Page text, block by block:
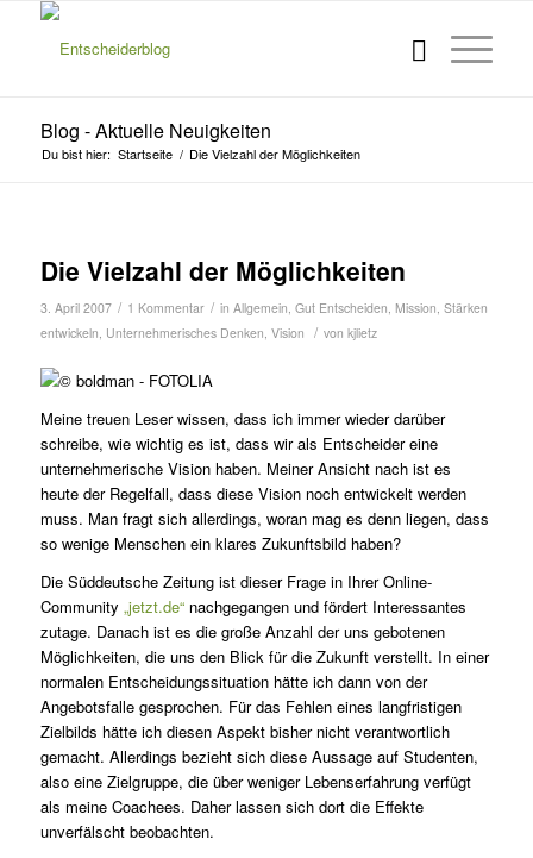
Blog - Aktuelle Neuigkeiten
Du bist hier: Startseite / Die Vielzahl der Möglichkeiten
Die Vielzahl der Möglichkeiten
3. April 2007 / 1 Kommentar / in Allgemein, Gut Entscheiden, Mission, Stärken
entwickeln, Unternehmerisches Denken, Vision / von kjlietz
Meine treuen Leser wissen, dass ich immer wieder darüber
schreibe, wie wichtig es ist, dass wir als Entscheider eine
unternehmerische Vision haben. Meiner Ansicht nach ist es
heute der Regelfall, dass diese Vision noch entwickelt werden
muss. Man fragt sich allerdings, woran mag es denn liegen, dass
so wenige Menschen ein klares Zukunftsbild haben?
Die Süddeutsche Zeitung ist dieser Frage in Ihrer Online-
Community „jetzt.de“nachgegangen und fördert Interessantes
zutage. Danach ist es die große Anzahl der uns gebotenen
Möglichkeiten, die uns den Blick für die Zukunft verstellt. In einer
normalen Entscheidungssituation hätte ich dann von der
Angebotsfalle gesprochen. Für das Fehlen eines langfristigen
Zielbilds hätte ich diesen Aspekt bisher nicht verantwortlich
gemacht. Allerdings bezieht sich diese Aussage auf Studenten,
also eine Zielgruppe, die über weniger Lebenserfahrung verfügt
als meine Coachees. Daher lassen sich dort die Effekte
unverfälscht beobachten.